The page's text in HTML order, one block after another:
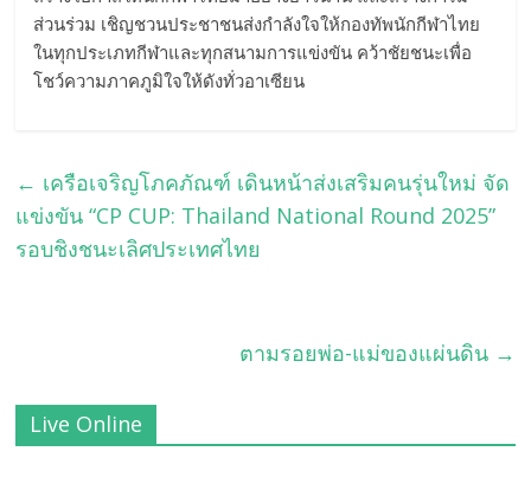
ส่วนร่วม เชิญชวนประชาชนส่งกำลังใจให้กองทัพนักกีฬาไทย
ในทุกประเภทกีฬาและทุกสนามการแข่งขัน คว้าชัยชนะเพื่อ
โชว์ความภาคภูมิใจให้ดังทั่วอาเซียน
← เครือเจริญโภคภัณฑ์ เดินหน้าส่งเสริมคนรุ่นใหม่ จัด
แข่งขัน “CP CUP: Thailand National Round 2025”
รอบชิงชนะเลิศประเทศไทย
ตามรอยพ่อ-แม่ของแผ่นดิน →
Live Online